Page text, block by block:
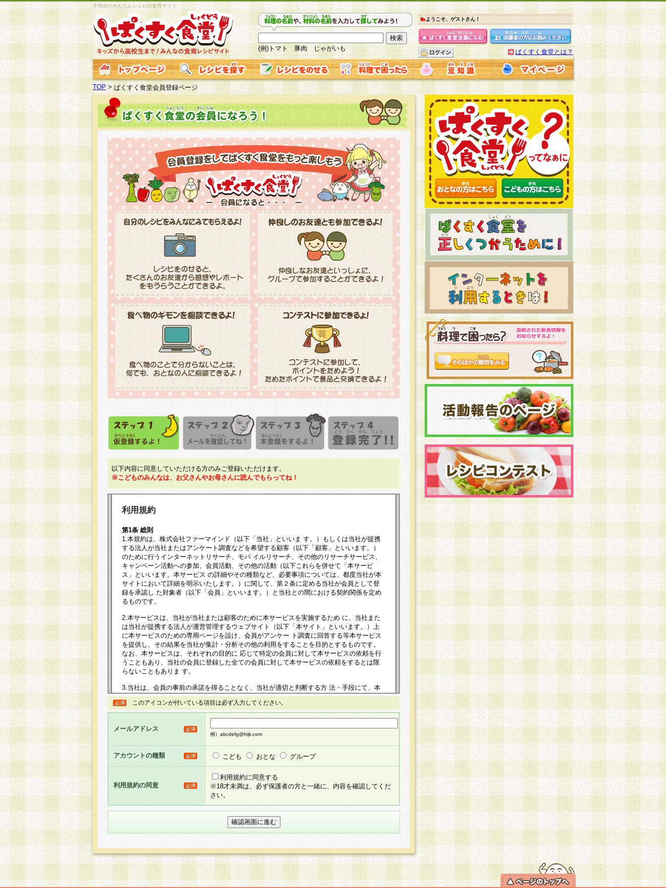
子供向けかんたんレシピの食育サイト
(例)トマト 豚肉 じゃがいも
ようこそ、ゲストさん！
ぱくすく食堂とは？
TOP >ぱくすく食堂会員登録ページ
以下内容に同意していただける方のみご登録いただけます。
※こどものみんなは、お父さんやお母さんに読んでもらってね！
利用規約
第1条 総則
1.本規約は、株式会社ファーマインド（以下「当社」といいま す。）もしくは当社が提携
する法人が当社またはアンケート調査などを希望する顧客（以下「顧客」といいます。）
のために行うインターネットリサーチ、モバ イルリサーチ、その他のリサーチサービス、
キャンペーン活動への参加、会員活動、その他の活動（以下これらを併せて「本サービ
ス」といいます。本サービス の詳細やその種類など、必要事項については、都度当社が本
サイトにおいて詳細を明示いたします。）に関して、第２条に定める当社が会員として登
録を承認し た対象者（以下「会員」といいます。）と当社との間における契約関係を定め
るものです。
2.本サービスは、当社が当社または顧客のために本サービスを実施するため に、当社また
は当社が提携する法人が運営管理するウェブサイト（以下「本サイト」といいます。）上
に本サービスのための専用ページを設け、会員がアンケー ト調査に回答する等本サービス
を提供し、その結果を当社が集計・分析その他の利用をすることを目的とするものです。
なお、本サービスは、それぞれの目的に 応じて特定の会員に対して本サービスの依頼を行
うこともあり、当社の会員に登録した全ての会員に対して本サービスの依頼をするとは限
らないこともありま す。
3.当社は、会員の事前の承諾を得ることなく、当社が適切と判断する方 法・手段にて、本
規約を任意に制定、変更または修正することができるものとします。改定後の本規約等
は、本規約においては本サイトに掲示したときに、その 他の諸規定については、会員に対
して告知の案内を配信または本サイトに掲示したときのいずれか早い時期をもってその効
るものとします。
5.当社がお聞きする個人情報は、すべて会員登録希望者の自由な意思で提 供いただいたも
のと考えております。従って、会員登録希望者が自らの個人情報の提供を希望されない場
合には、当社はその個人情報をお預かりいたしません が、提供されないことによって、当
社の取扱商品やサービス等をご利用いただけない場合がありますことを予めご了承くださ
い。
6.当社は、お客様から当社が保有している個人情報の開示・訂正・追加・ 利用停止等を求
められた場合には、ご本人様であることが当社にて確認できた場合に限り、法令に準拠し
せ先となります。
第2条 会員の資格
1.会員とは、本規約等を承諾のうえ、当社所定の登録手続きを全て完了し、当社が承認した
このアイコンが付いている項目は必ず入力してください。
メールアドレス
例）abcdefg@hijk.com
アカウントの種類 こども おとな グループ
利用規約の同意
利用規約に同意する
※18才未満は、必ず保護者の方と一緒に、内容を確認してくだ
さい。